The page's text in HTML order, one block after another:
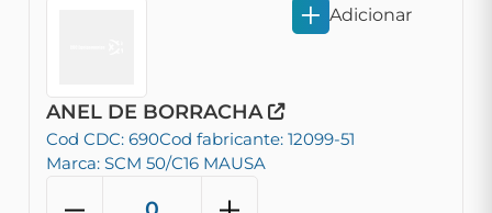
ANEL DE BORRACHA
Cod CDC: 690Cod fabricante: 12099-51
Marca: SCM 50/C16 MAUSA
Adicionar